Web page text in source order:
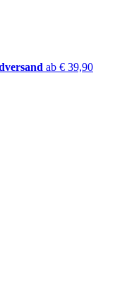
ab € 39,90